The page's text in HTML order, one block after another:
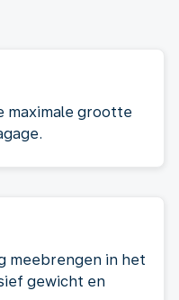
maximale grootte
meebrengen in het
gewicht en